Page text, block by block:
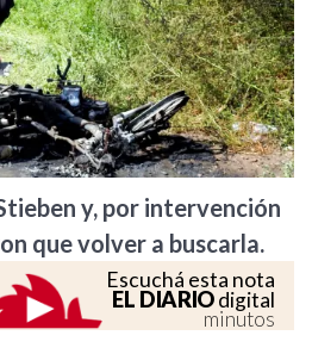
y, por intervención
que volver a buscarla.
Escuchá esta nota
EL DIARIOdigital
minutos